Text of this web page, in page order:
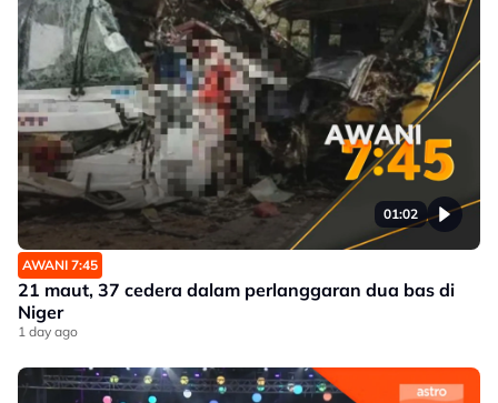
01:02
AWANI 7:45
21 maut, 37 cedera dalam perlanggaran dua bas di
Niger
1 day ago